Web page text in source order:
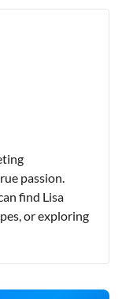
passion.
find Lisa
or exploring